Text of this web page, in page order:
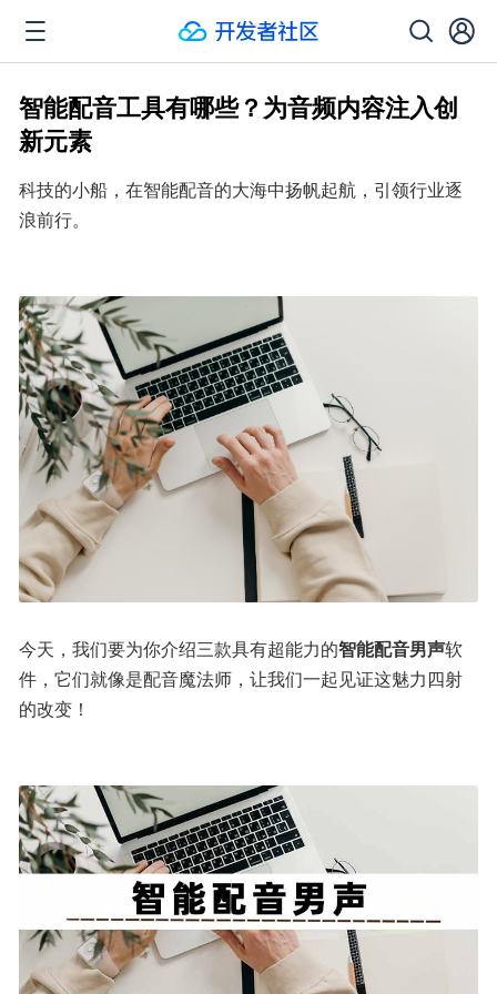
智能配音工具有哪些？为音频内容注入创
新元素
科技的小船，在智能配音的大海中扬帆起航，引领行业逐
浪前行。
今天，我们要为你介绍三款具有超能力的智能配音男声软
件，它们就像是配音魔法师，让我们一起见证这魅力四射
的改变！